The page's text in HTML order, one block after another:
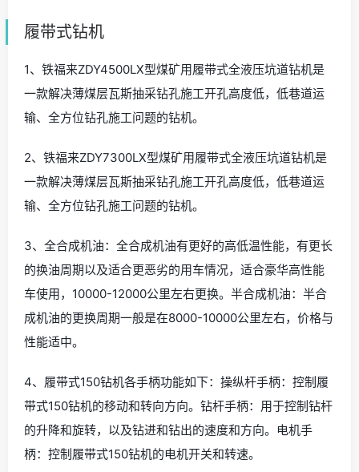
履带式钻机
1、铁福来ZDY4500LX型煤矿用履带式全液压坑道钻机是
一款解决薄煤层瓦斯抽采钻孔施工开孔高度低，低巷道运
输、全方位钻孔施工问题的钻机。
2、铁福来ZDY7300LX型煤矿用履带式全液压坑道钻机是
一款解决薄煤层瓦斯抽采钻孔施工开孔高度低，低巷道运
输、全方位钻孔施工问题的钻机。
3、全合成机油：全合成机油有更好的高低温性能，有更长
的换油周期以及适合更恶劣的用车情况，适合豪华高性能
车使用，10000-12000公里左右更换。半合成机油：半合
成机油的更换周期一般是在8000-10000公里左右，价格与
性能适中。
4、履带式150钻机各手柄功能如下：操纵杆手柄：控制履
带式150钻机的移动和转向方向。钻杆手柄：用于控制钻杆
的升降和旋转，以及钻进和钻出的速度和方向。电机手
柄：控制履带式150钻机的电机开关和转速。